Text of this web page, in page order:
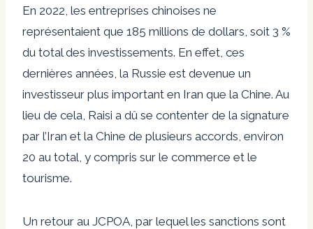
En 2022, les entreprises chinoises ne
représentaient que 185 millions de dollars, soit 3 %
du total des investissements. En effet, ces
dernières années, la Russie est devenue un
investisseur plus important en Iran que la Chine. Au
lieu de cela, Raisi a dû se contenter de la signature
par l’Iran et la Chine de plusieurs accords, environ
20 au total, y compris sur le commerce et le
tourisme.
Un retour au JCPOA, par lequel les sanctions sont